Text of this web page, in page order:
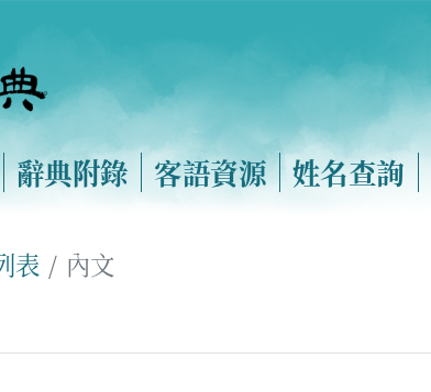
辭典附錄 客語資源 姓名查詢
表 內文